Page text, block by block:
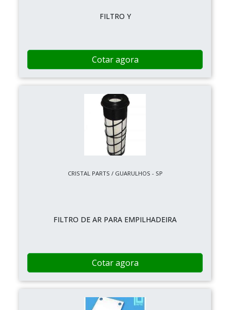
FILTRO Y
Cotar agora
CRISTAL PARTS / GUARULHOS - SP
FILTRO DE AR PARA EMPILHADEIRA
Cotar agora